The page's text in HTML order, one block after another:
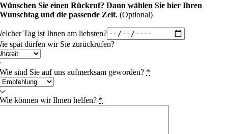
Wünschen Sie einen Rückruf? Dann wählen Sie hier Ihren
Wunschtag und die passende Zeit.(Optional)
Tag ist Ihnen am liebsten?
spät dürfen wir Sie zurückrufen?
Wie sind Sie auf uns aufmerksam geworden? *
Wie können wir Ihnen helfen? *